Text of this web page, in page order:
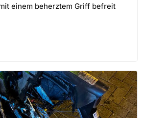
einem beherztem Griff befreit